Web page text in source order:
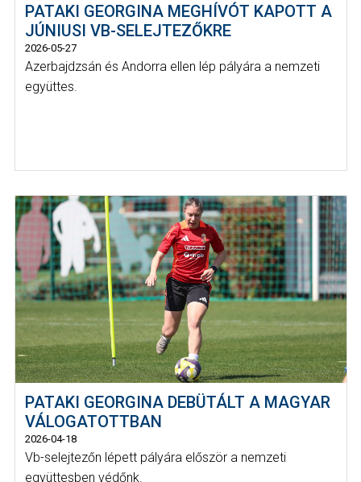
PATAKI GEORGINA MEGHÍVÓT KAPOTT A
JÚNIUSI VB-SELEJTEZŐKRE
2026-05-27
Azerbajdzsán és Andorra ellen lép pályára a nemzeti
együttes.
PATAKI GEORGINA DEBÜTÁLT A MAGYAR
VÁLOGATOTTBAN
2026-04-18
Vb-selejtezőn lépett pályára először a nemzeti
együttesben védőnk.